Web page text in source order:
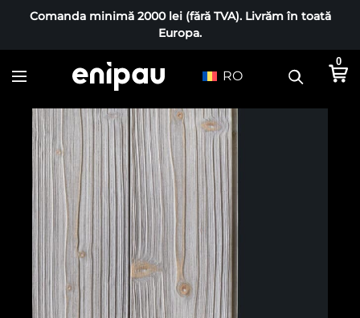
Comanda minimă 2000 lei (fără TVA). Livrăm în toată
Europa.
RO
0